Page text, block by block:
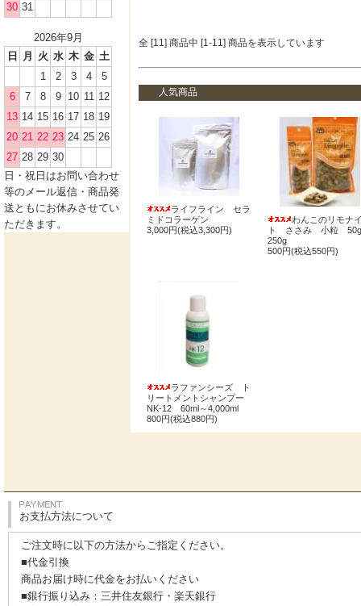
30 31
2026年9月
日
月 火 水 木 金 土
1
2 3 4
5
6
7 8 9 10 11 12
13 14 15 16 17 18 19
20 21 22 23 24 25 26
27 28 29 30
日・祝日 はお問い合わせ
等のメール返信・商品発
送ともにお休みさせてい
ただきます。
全 [11] 商品中 [1-11] 商品を表示しています
人気商品
ライフライン セラ
ミドコラーゲン
3,000円(税込3,300円)
わんこのリモナ
ト ささみ 小粒
250g
500円(税込550円)
ラファンシーズ ト
リートメントシャンプー
NK-12 60ml～4,000ml
800円(税込880円)
お支払方法について
ご注文時に以下の方法からご指定ください。
■代金引換
商品お届け時に代金をお払いください
■銀行振り込み：三井住友銀行・楽天銀行